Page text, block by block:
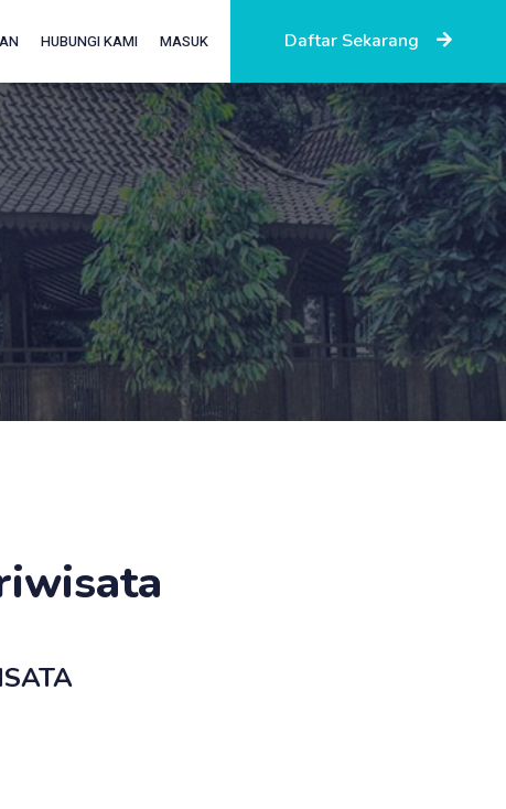
HUBUNGI KAMI MASUK Daftar Sekarang